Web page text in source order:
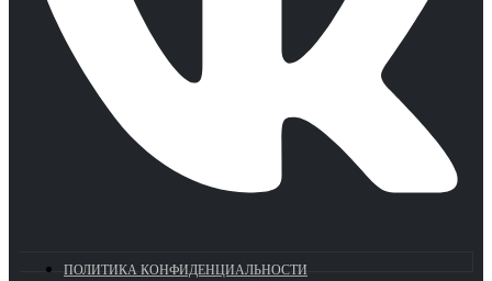
ПОЛИТИКА КОНФИДЕНЦИАЛЬНОСТИ